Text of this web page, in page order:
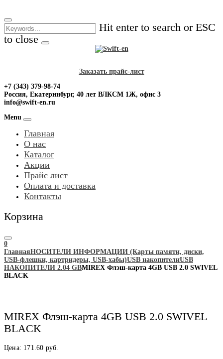
to
content
Hit enter to search or ESC
to close
Заказать прайс-лист
+7 (343) 379-98-74
Россия, Екатеринбург, 40 лет ВЛКСМ 1Ж, офис 3
info@swift-en.ru
Menu
Главная
О нас
Каталог
Акции
Прайс лист
Оплата и доставка
Контакты
Корзина
0
ГлавнаяНОСИТЕЛИ ИНФОРМАЦИИ (Карты памяти, диски,
USB-флешки, картридеры, USB-хабы)USB накопителиUSB
НАКОПИТЕЛИ 2.04 GBMIREX Флэш-карта 4GB USB 2.0 SWIVEL
BLACK
MIREX Флэш-карта 4GB USB 2.0 SWIVEL
BLACK
Цена: 171.60 руб.